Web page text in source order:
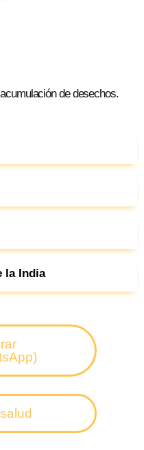
de desechos.
la India